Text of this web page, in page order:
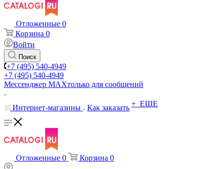
Отложенные 0
Корзина 0
Войти
Поиск
+7 (495) 540-4949
+7 (495) 540-4949
Мессенджер МАХтолько для сообщений
Интернет-магазины Как заказать + ЕЩЕ
Отложенные 0 Корзина 0